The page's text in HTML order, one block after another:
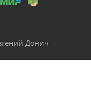
Донич